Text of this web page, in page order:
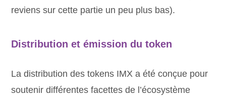
reviens sur cette partie un peu plus bas).
Distribution et émission du token
La distribution des tokens IMX a été conçue pour
soutenir différentes facettes de l’écosystème